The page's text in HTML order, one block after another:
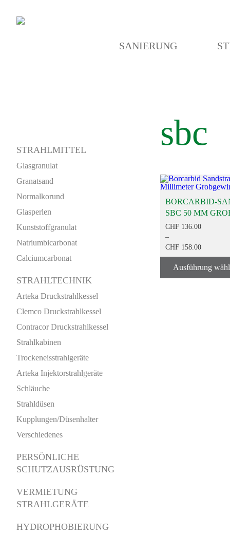
SANIERUNG
STRAHLMITTEL
Glasgranulat
Granatsand
Normalkorund
Glasperlen
Kunststoffgranulat
Natriumbicarbonat
Calciumcarbonat
STRAHLTECHNIK
Arteka Druckstrahlkessel
Clemco Druckstrahlkessel
Contracor Druckstrahlkessel
Strahlkabinen
Trockeneisstrahlgeräte
Arteka Injektorstrahlgeräte
Schläuche
Strahldüsen
Kupplungen/Düsenhalter
Verschiedenes
PERSÖNLICHE
SCHUTZAUSRÜSTUNG
VERMIETUNG
STRAHLGERÄTE
HYDROPHOBIERUNG
sbc
BORCARBID-
SBC 50 MM
CHF 136.00
–
CHF 158.00
PREISSPANNE:
CHF 136.00
BIS
Ausführung